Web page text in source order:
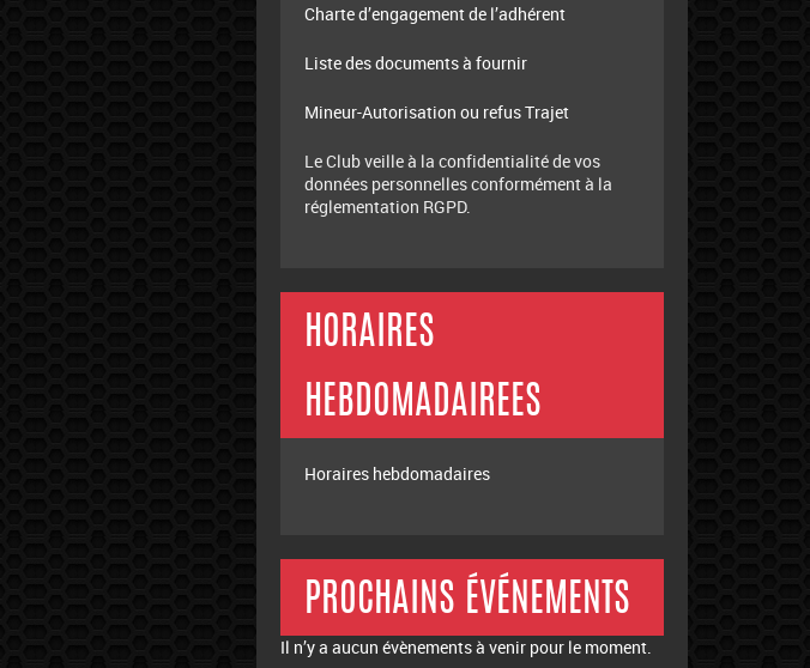
Charte d’engagement de l’adhérent
Liste des documents à fournir
Mineur-Autorisation ou refus Trajet
Le Club veille à la confidentialité de vos
données personnelles conformément à la
réglementation RGPD.
HORAIRES
HEBDOMADAIREES
Horaires hebdomadaires
PROCHAINS ÉVÉNEMENTS
Il n’y a aucun évènements à venir pour le moment.